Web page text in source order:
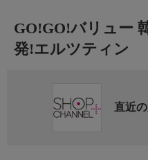
GO!GO!バリュー
発!エルツティン
直近